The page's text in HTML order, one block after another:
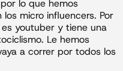
lo que hemos
micro influencers. Por
youtuber y tiene una
Le hemos
a correr por todos los